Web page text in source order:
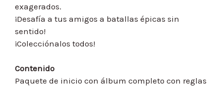
exagerados.
¡Desafía a tus amigos a batallas épicas sin
sentido!
¡Colecciónalos todos!
Contenido
Paquete de inicio con álbum completo con reglas